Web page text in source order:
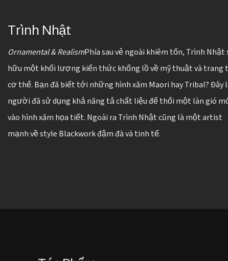
Trình Nhật
Ornamental & RealismPhía sau vẻ ngoài khiêm tốn, Trình Nhật
hữu một khối lượng kiến thức khổng lồ về mỹ thuật và trang
cơ thể. Bạn đã biết tới những hình xăm Maori hay Tribal? Đây
người đã sử dụng khả năng tả chất liệu để thổi một làn gió
vào hình xăm họa tiết. Ngoài ra Trình Nhật cũng là một artist
mạnh về style Blackwork đậm đà và tinh tế.